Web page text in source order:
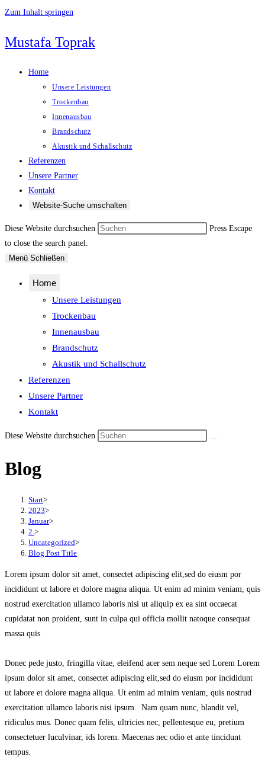
Zum Inhalt springen
Mustafa Toprak
Home
Unsere Leistungen
Trockenbau
Innenausbau
Brandschutz
Akustik und Schallschutz
Referenzen
Unsere Partner
Kontakt
Website-Suche umschalten
Diese Website durchsuchen
Press Escape
to close the search panel.
Menü Schließen
Home
Unsere Leistungen
Trockenbau
Innenausbau
Brandschutz
Akustik und Schallschutz
Referenzen
Unsere Partner
Kontakt
Diese Website durchsuchen
Blog
Start>
2023>
Januar>
2. >
Uncategorized>
Blog Post Title
Lorem ipsum dolor sit amet, consectet adipiscing elit,sed do eiusm por
incididunt ut labore et dolore magna aliqua. Ut enim ad minim veniam, quis
nostrud exercitation ullamco laboris nisi ut aliquip ex ea sint occaecat
cupidatat non proident, sunt in culpa qui officia mollit natoque consequat
massa quis
Donec pede justo, fringilla vitae, eleifend acer sem neque sed Lorem Lorem
ipsum dolor sit amet, consectet adipiscing elit,sed do eiusm por incididunt
ut labore et dolore magna aliqua. Ut enim ad minim veniam, quis nostrud
exercitation ullamco laboris nisi ipsum. Nam quam nunc, blandit vel,
ridiculus mus. Donec quam felis, ultricies nec, pellentesque eu, pretium
consectetuer luculvinar, ids lorem. Maecenas nec odio et ante tincidunt
tempus.